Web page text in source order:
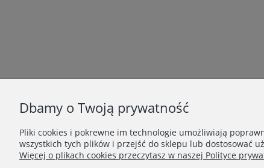
Dbamy o Twoją prywatność
Pliki cookies i pokrewne im technologie umożliwiają
wszystkich tych plików i przejść do sklepu lub dostosować
Więcej o plikach cookies przeczytasz w naszej Polityce